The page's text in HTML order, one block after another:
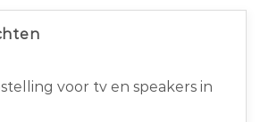
voor tv en speakers in